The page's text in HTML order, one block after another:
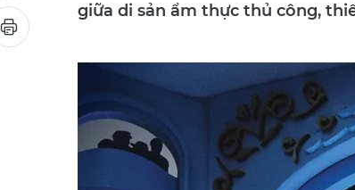
giữa di sản ẩm thực thủ công,